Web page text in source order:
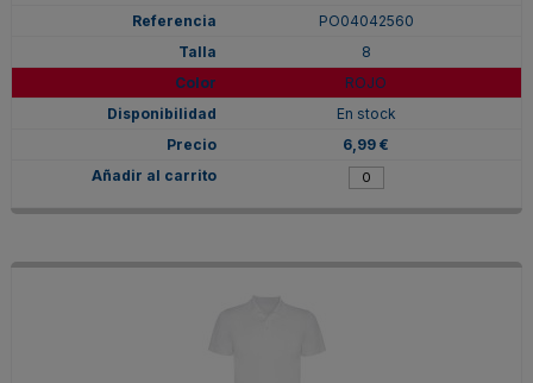
PO04042560
8
ROJO
En stock
6,99 €